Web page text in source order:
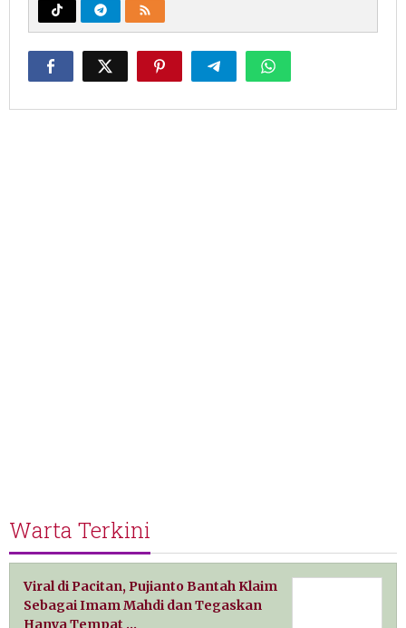
Warta Terkini
Viral di Pacitan, Pujianto Bantah Klaim
Sebagai Imam Mahdi dan Tegaskan